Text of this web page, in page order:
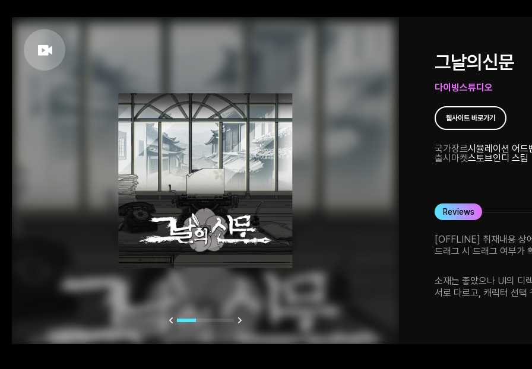
그날의신문
다이빙스튜디오
웹사이트 바로가기
국가장르시뮬레이션 어드
출시마켓스토브인디 스팀
Reviews
[OFFLINE] 취재내용 상
드래그 시 드래그 여부가
같았습니다. 다루어야하
고려해보고 계신 것 같았
지켜보고싶어지는 작품입
소재는 좋았으나 UI의 디
서로 다르고, 캐릭터 선택